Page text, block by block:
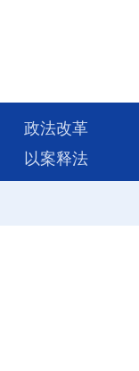
政法改革
以案释法